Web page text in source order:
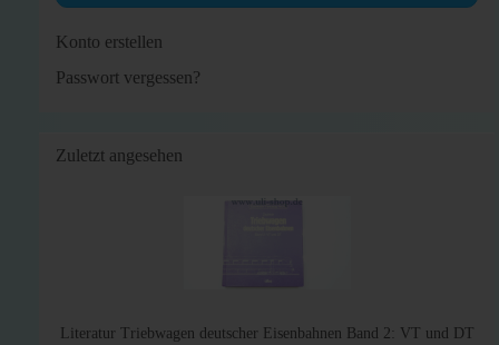
Konto erstellen
Passwort vergessen?
Zuletzt angesehen
Literatur Triebwagen deutscher Eisenbahnen Band 2: VT und DT